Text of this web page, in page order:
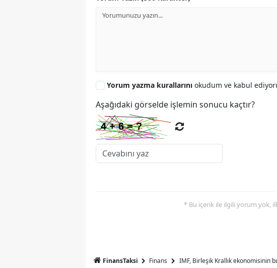
Yorum yazma kurallarını okudum ve kabul
Aşağıdaki görselde işlemin sonucu kaçtır?
* Bu içerik ile ilgili yorum yok,
FinansTaksi Finans IMF, Birleşik Krallık ekonomisinin